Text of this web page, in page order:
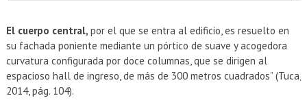
Académicos Estudiantes
Egresados Funcionarios
El cuerpo central, por el que se entra al edificio, es resuelto en
su fachada poniente mediante un pórtico de suave y acogedora
curvatura configurada por doce columnas, que se dirigen al
espacioso hall de ingreso, de más de 300 metros cuadrados” (Tuca,
2014, pág. 104).